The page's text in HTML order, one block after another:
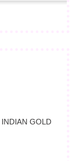
GOLD